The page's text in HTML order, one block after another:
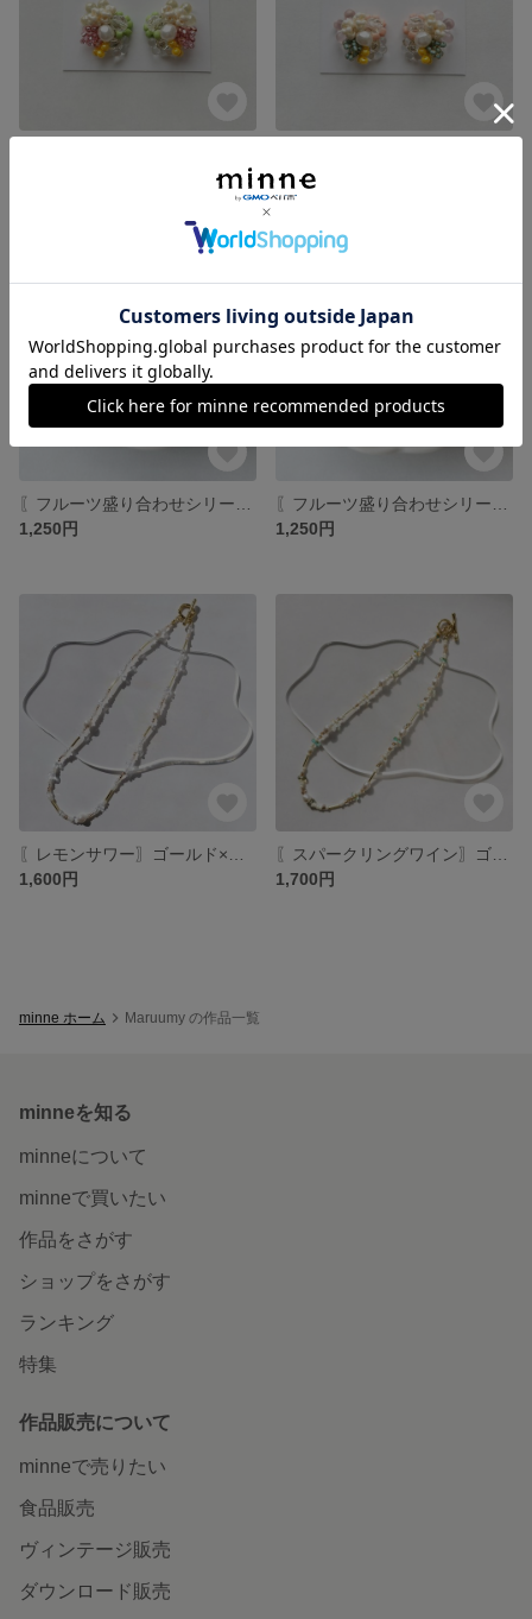
2,500円
1,250円
1,250円
1,600円
1,700円
minne ホーム Maruumy の作品一覧
minneを知る
minneについて
minneで買いたい
作品をさがす
ショップをさがす
ランキング
特集
作品販売について
minneで売りたい
食品販売
ヴィンテージ販売
ダウンロード販売